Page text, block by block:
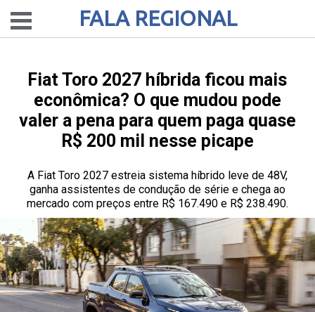
FALA REGIONAL
Fiat Toro 2027 híbrida ficou mais
econômica? O que mudou pode
valer a pena para quem paga quase
R$ 200 mil nesse picape
A Fiat Toro 2027 estreia sistema híbrido leve de 48V,
ganha assistentes de condução de série e chega ao
mercado com preços entre R$ 167.490 e R$ 238.490.